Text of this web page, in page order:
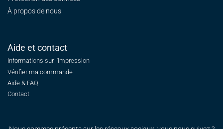
À propos de nous
Aide et contact
Informations sur l'impression
Vérifier ma commande
Aide & FAQ
Contact